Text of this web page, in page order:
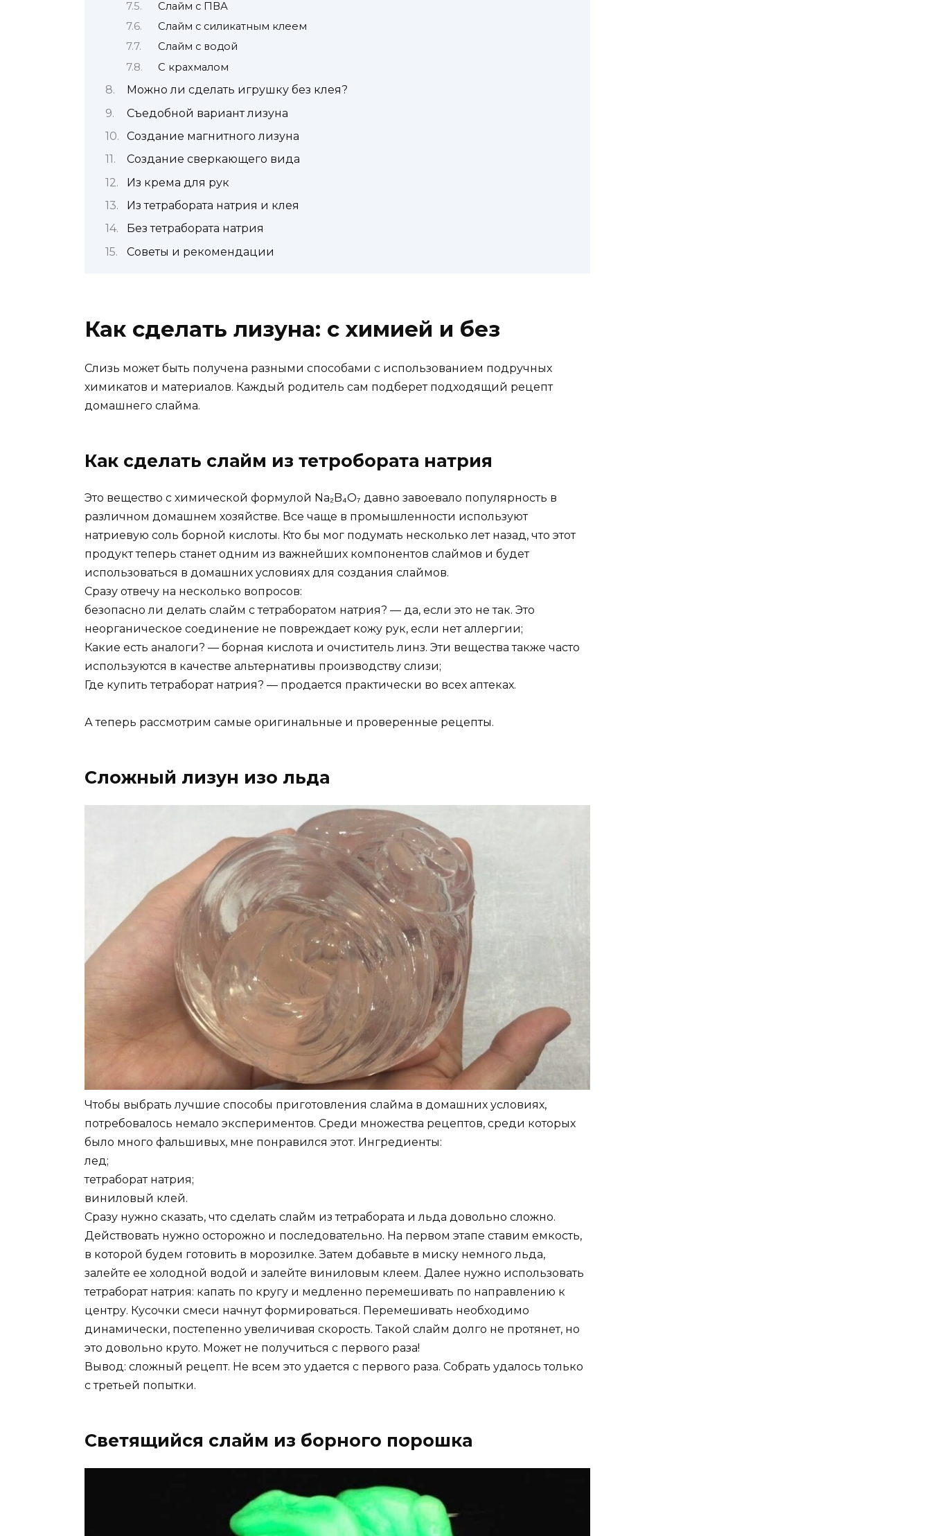
Слайм с ПВА
Слайм с силикатным клеем
Слайм с водой
С крахмалом
Можно ли сделать игрушку без клея?
Съедобной вариант лизуна
Создание магнитного лизуна
Создание сверкающего вида
Из крема для рук
Из тетрабората натрия и клея
Без тетрабората натрия
Советы и рекомендации
Как сделать лизуна: с химией и без
Слизь может быть получена разными способами с использованием подручных
химикатов и материалов. Каждый родитель сам подберет подходящий рецепт
домашнего слайма.
Как сделать слайм из тетробората натрия
Это вещество с химической формулой Na₂B₄O₇ давно завоевало популярность в
различном домашнем хозяйстве. Все чаще в промышленности используют
натриевую соль борной кислоты. Кто бы мог подумать несколько лет назад, что этот
продукт теперь станет одним из важнейших компонентов слаймов и будет
использоваться в домашних условиях для создания слаймов.
Сразу отвечу на несколько вопросов:
безопасно ли делать слайм с тетраборатом натрия? — да, если это не так. Это
неорганическое соединение не повреждает кожу рук, если нет аллергии;
Какие есть аналоги? — борная кислота и очиститель линз. Эти вещества также часто
используются в качестве альтернативы производству слизи;
Где купить тетраборат натрия? — продается практически во всех аптеках.
А теперь рассмотрим самые оригинальные и проверенные рецепты.
Сложный лизун изо льда
Чтобы выбрать лучшие способы приготовления слайма в домашних условиях,
потребовалось немало экспериментов. Среди множества рецептов, среди которых
было много фальшивых, мне понравился этот. Ингредиенты:
лед;
тетраборат натрия;
виниловый клей.
Сразу нужно сказать, что сделать слайм из тетрабората и льда довольно сложно.
Действовать нужно осторожно и последовательно. На первом этапе ставим емкость,
в которой будем готовить в морозилке. Затем добавьте в миску немного льда,
залейте ее холодной водой и залейте виниловым клеем. Далее нужно использовать
тетраборат натрия: капать по кругу и медленно перемешивать по направлению к
центру. Кусочки смеси начнут формироваться. Перемешивать необходимо
динамически, постепенно увеличивая скорость. Такой слайм долго не протянет, но
это довольно круто. Может не получиться с первого раза!
Вывод: сложный рецепт. Не всем это удается с первого раза. Собрать удалось только
с третьей попытки.
Светящийся слайм из борного порошка